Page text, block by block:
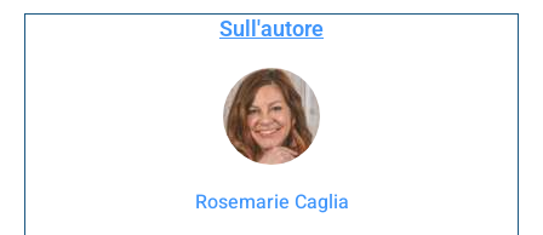
Sull'autore
Rosemarie Caglia